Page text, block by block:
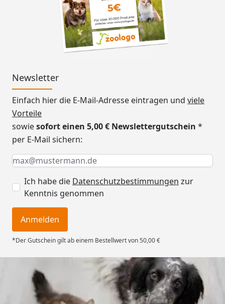
Newsletter
Einfach hier die E-Mail-Adresse eintragen und viele
Vorteile
sowiesofort einen 5,00 € Newslettergutschein *
per E-Mail sichern:
Keine Eingabe erforderlich
Eingabe erforderlich
E-Mail *
Ich habe die Datenschutzbestimmungen zur
Kenntnis genommen
Anmelden
*Der Gutschein gilt ab einem Bestellwert von 50,00 €
Trusted Shops